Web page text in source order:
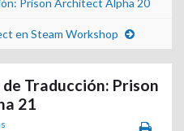
en Steam Workshop
Traducción: Prison
21